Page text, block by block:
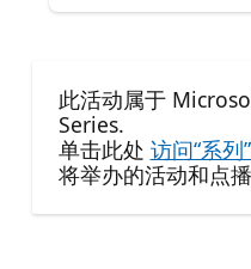
此活动属于
Series.
单击此处 访问“系列
将举办的活动和点播